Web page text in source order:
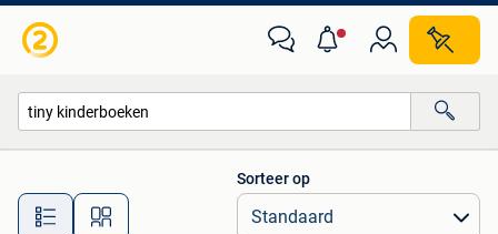
Alle afstanden…
Sorteer op